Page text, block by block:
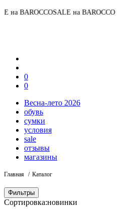
SALE на BAROCCO
0
0
Весна-лето 2026
обувь
сумки
условия
sale
отзывы
магазины
Главная Каталог
Фильтры
Сортировка:новинки